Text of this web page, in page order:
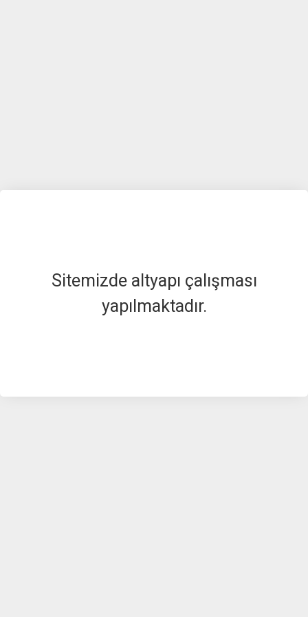
Sitemizde altyapı çalışması
yapılmaktadır.